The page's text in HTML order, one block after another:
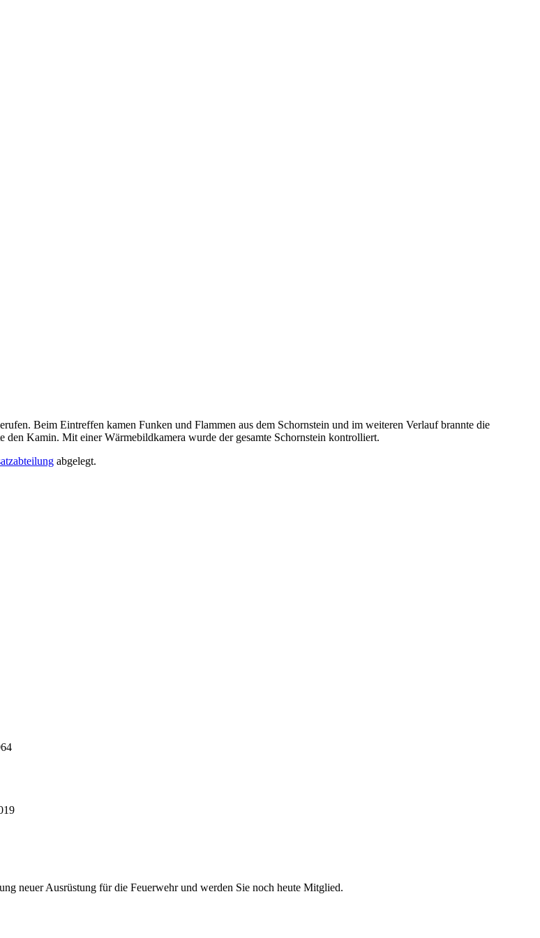
Beim Eintreffen kamen Funken und Flammen aus dem Schornstein und im weiteren Verlauf brannte die
Kamin. Mit einer Wärmebildkamera wurde der gesamte Schornstein kontrolliert.
abgelegt.
neuer Ausrüstung für die Feuerwehr und werden Sie noch heute Mitglied.